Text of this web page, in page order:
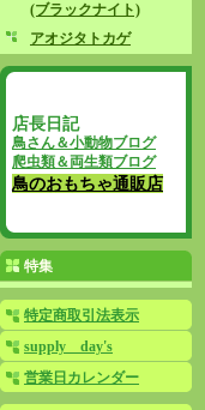
(ブラックナイト)
アオジタトカゲ
店長日記
鳥さん＆小動物ブログ
爬虫類＆両生類ブログ
鳥のおもちゃ通販店
特集
特定商取引法表示
supply day's
営業日カレンダー